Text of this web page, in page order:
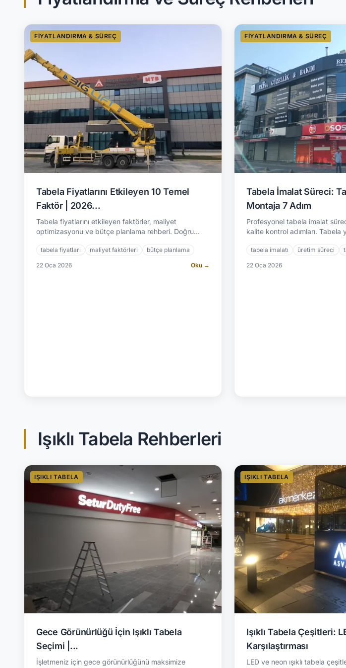
FIYATLANDIRMA & SÜREÇ
Tabela Fiyatlarını Etkileyen 10 Temel
Faktör | 2026...
Tabela fiyatlarını etkileyen faktörler, maliyet
optimizasyonu ve bütçe planlama rehberi. Doğru
2.500+ proje.
tabela fiyatları maliyet faktörleri bütçe planlama
22 Oca 2026 Oku →
FIYATLANDIRMA & SÜREÇ
Tabela İmalat Süreci:
Montaja 7 Adım
Profesyonel tabela imalat
kalite kontrol adımları. Tabela
tabela imalatı üretim süreci
22 Oca 2026
Işıklı Tabela Rehberleri
IŞIKLI TABELA
Gece Görünürlüğü İçin Işıklı Tabela
Seçimi |...
İşletmeniz için gece görünürlüğünü maksimize
IŞIKLI TABELA
Işıklı Tabela Çeşitleri:
Karşılaştırması
LED ve neon ışıklı tabela